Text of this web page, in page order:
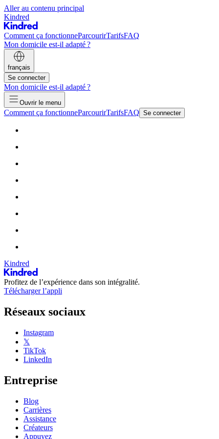
Aller au contenu principal
Kindred
Comment ça fonctionneParcourirTarifsFAQ
Mon domicile est-il adapté ?
français
Se connecter
Mon domicile est-il adapté ?
Ouvrir le menu
Comment ça fonctionneParcourirTarifsFAQ Se connecter
Kindred
Profitez de l’expérience dans son intégralité.
Télécharger l’appli
Réseaux sociaux
Instagram
𝕏
TikTok
LinkedIn
Entreprise
Blog
Carrières
Assistance
Créateurs
Appuyez